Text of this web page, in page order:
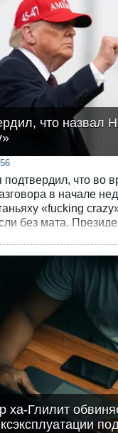
наружу,
автомобилях.
что назвал
что во
в начале
«fucking
без мата.
ха-Глилит